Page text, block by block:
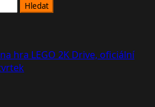
hra LEGO 2K Drive, oficiální